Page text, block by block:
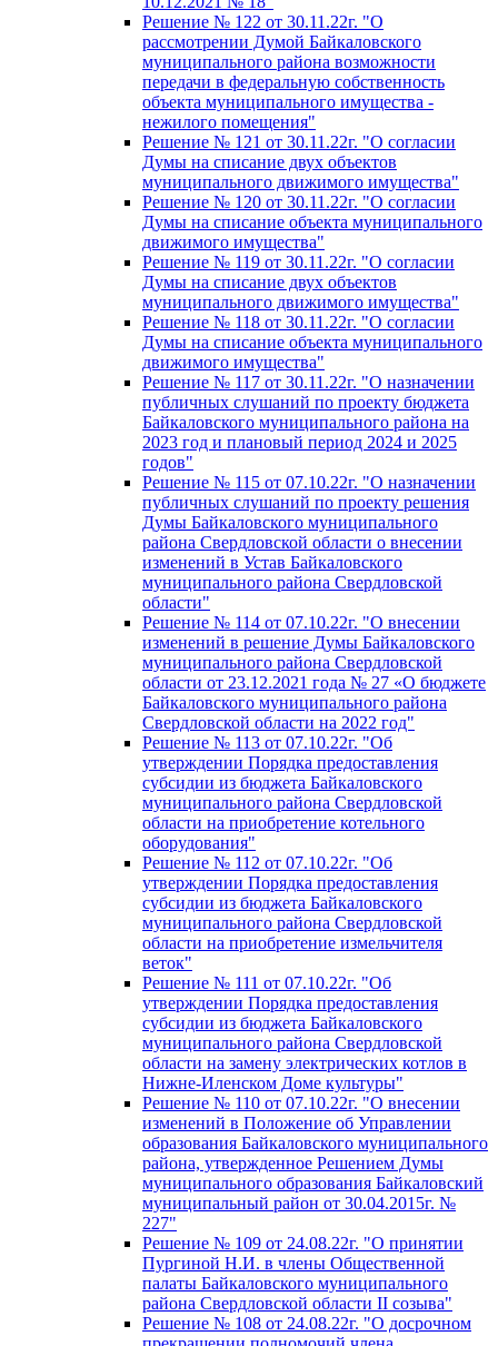
Решение № 122 от 30.11.22г. "О
рассмотрении Думой Байкаловского
муниципального района возможности
передачи в федеральную собственность
объекта муниципального имущества -
нежилого помещения"
Решение № 121 от 30.11.22г. "О согласии
Думы на списание двух объектов
муниципального движимого имущества"
Решение № 120 от 30.11.22г. "О согласии
Думы на списание объекта муниципального
движимого имущества"
Решение № 119 от 30.11.22г. "О согласии
Думы на списание двух объектов
муниципального движимого имущества"
Решение № 118 от 30.11.22г. "О согласии
Думы на списание объекта муниципального
движимого имущества"
Решение № 117 от 30.11.22г. "О назначении
публичных слушаний по проекту бюджета
Байкаловского муниципального района на
2023 год и плановый период 2024 и 2025
годов"
Решение № 115 от 07.10.22г. "О назначении
публичных слушаний по проекту решения
Думы Байкаловского муниципального
района Свердловской области о внесении
изменений в Устав Байкаловского
муниципального района Свердловской
области"
Решение № 114 от 07.10.22г. "О внесении
изменений в решение Думы Байкаловского
муниципального района Свердловской
области от 23.12.2021 года № 27 «О бюджете
Байкаловского муниципального района
Свердловской области на 2022 год"
Решение № 113 от 07.10.22г. "Об
утверждении Порядка предоставления
субсидии из бюджета Байкаловского
муниципального района Свердловской
области на приобретение котельного
оборудования"
Решение № 112 от 07.10.22г. "Об
утверждении Порядка предоставления
субсидии из бюджета Байкаловского
муниципального района Свердловской
области на приобретение измельчителя
веток"
Решение № 111 от 07.10.22г. "Об
утверждении Порядка предоставления
субсидии из бюджета Байкаловского
муниципального района Свердловской
области на замену электрических котлов в
Нижне-Иленском Доме культуры"
Решение № 110 от 07.10.22г. "О внесении
изменений в Положение об Управлении
образования Байкаловского муниципального
района, утвержденное Решением Думы
муниципального образования Байкаловский
муниципальный район от 30.04.2015г. №
227"
Решение № 109 от 24.08.22г. "О принятии
Пургиной Н.И. в члены Общественной
палаты Байкаловского муниципального
района Свердловской области II созыва"
Решение № 108 от 24.08.22г. "О досрочном